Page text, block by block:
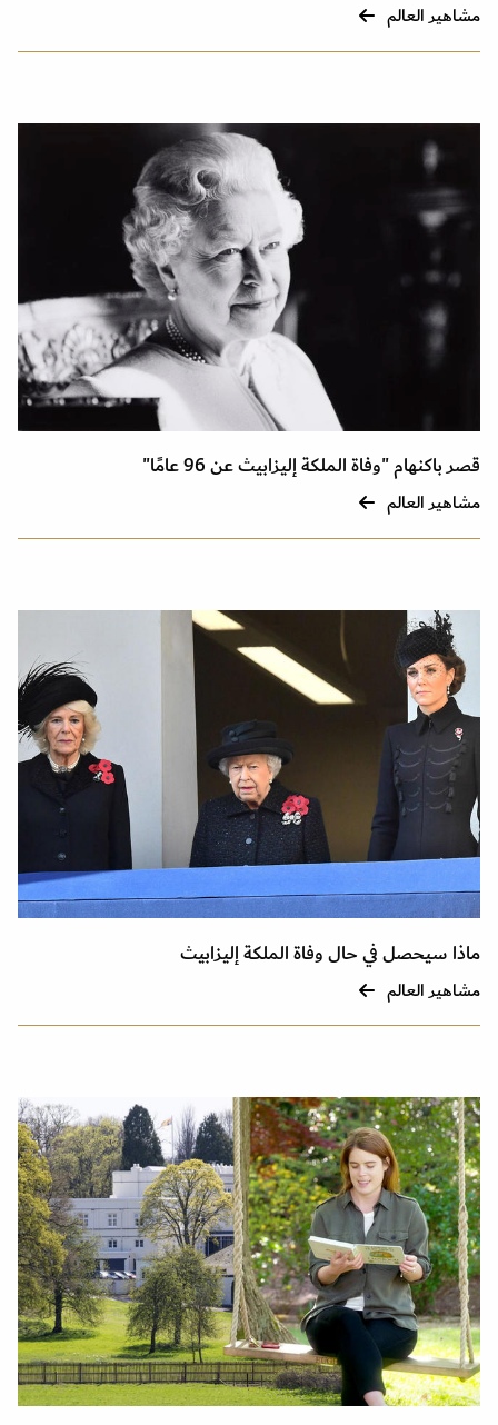
مشاهير العالم
قصر باكنهام "وفاة الملكة إليزابيث عن 96 عامًا"
مشاهير العالم
ماذا سيحصل في حال وفاة الملكة إليزابيث
مشاهير العالم